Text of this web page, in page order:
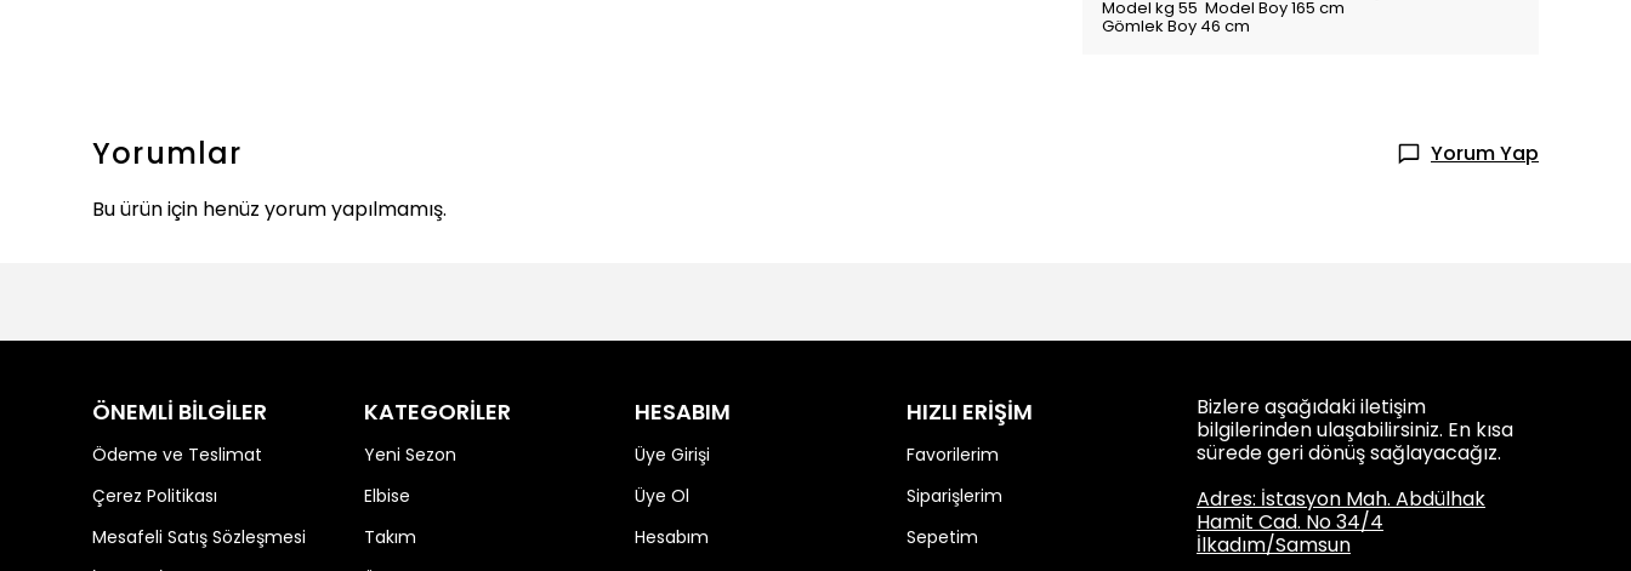
Model kg 55 Model Boy 165 cm
Gömlek Boy 46 cm
Yorumlar
Yorum Yap
Bu ürün için henüz yorum yapılmamış.
ÖNEMLİ BİLGİLER
Ödeme ve Teslimat
Çerez Politikası
Mesafeli Satış Sözleşmesi
KATEGORİLER
Yeni Sezon
Elbise
Takım
HESABIM
Üye Girişi
Üye Ol
Hesabım
HIZLI ERİŞİM
Favorilerim
Siparişlerim
Sepetim
Bizlere aşağıdaki iletişim
bilgilerinden ulaşabilirsiniz. En kısa
sürede geri dönüş sağlayacağız.
Adres: İstasyon Mah. Abdülhak
Hamit Cad. No 34/4
İlkadım/Samsun